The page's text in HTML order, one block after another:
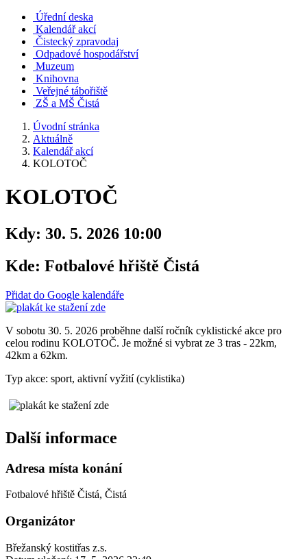
Úřední deska
Kalendář akcí
Čistecký zpravodaj
Odpadové hospodářství
Muzeum
Knihovna
Veřejné tábořiště
ZŠ a MŠ Čistá
Úvodní stránka
Aktuálně
Kalendář akcí
KOLOTOČ
KOLOTOČ
Kdy: 30. 5. 2026 10:00
Kde: Fotbalové hřiště Čistá
Přidat do Google kalendáře
V sobotu 30. 5. 2026 proběhne další ročník cyklistické akce pro
celou rodinu KOLOTOČ. Je možné si vybrat ze 3 tras - 22km,
42km a 62km.
Typ akce: sport, aktivní vyžití (cyklistika)
Další informace
Adresa místa konání
Fotbalové hřiště Čistá, Čistá
Organizátor
Břežanský kostitřas z.s.